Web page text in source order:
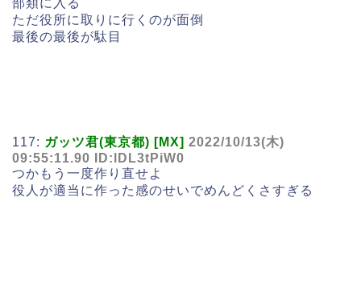
部類に入る
ただ役所に取りに行くのが面倒
最後の最後が駄目
117: ガッツ君(東京都) [MX] 2022/10/13(木)
09:55:11.90 ID:lDL3tPiW0
つかもう一度作り直せよ
役人が適当に作った感のせいでめんどくさすぎる